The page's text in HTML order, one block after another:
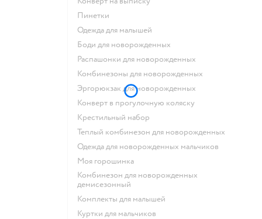
Пинетки
Одежда для малышей
Боди для новорожденных
Распашонки для новорожденных
Комбинезоны для новорожденных
Эргорюкзак для новорожденных
Конверт в прогулочную коляску
Крестильный набор
Теплый комбинезон для новорожденных
Одежда для новорожденных мальчиков
Моя горошинка
Комбинезон для новорожденных
демисезонный
Комплекты для малышей
Куртки для мальчиков